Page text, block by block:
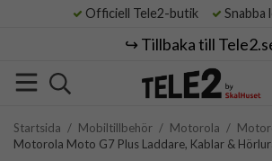
Officiell Tele2-butik Snabba
↪️ Tillbaka till
Startsida / Mobiltillbehör / Motorola /
Motorola Moto G7 Plus Laddare, Kablar &